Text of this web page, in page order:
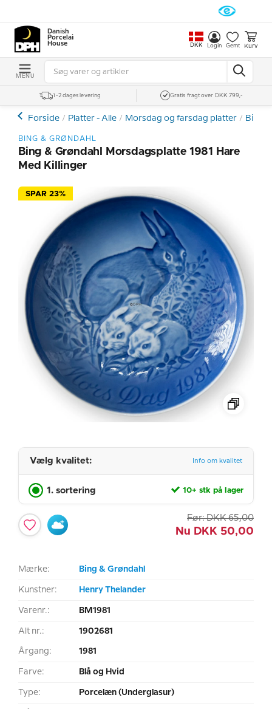
Danish
Porcelain
House
DKK Login Gemt Kurv
MENU
1-2 dages levering Gratis fragt over DKK 799,-
Forside Platter - Alle Morsdag og farsdag platter Bing
BING & GRØNDAHL
Bing & Grøndahl Morsdagsplatte 1981 Hare
Med Killinger
SPAR 23%
Vælg kvalitet: Info om kvalitet
1. sortering 10+ stk på lager
Før: DKK 65,00
Nu DKK 50,00
Mærke: Bing & Grøndahl
Kunstner: Henry Thelander
Varenr.: BM1981
Alt nr.: 1902681
Årgang: 1981
Farve: Blå og Hvid
Type: Porcelæn (Underglasur)